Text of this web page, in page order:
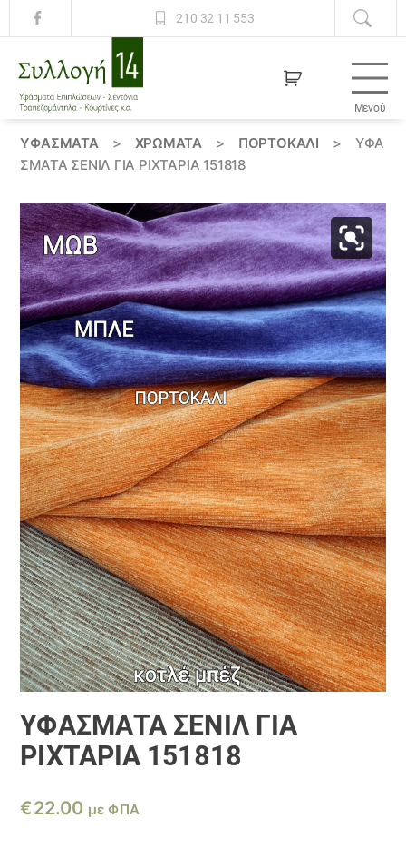
210 32 11 553
14
Μενού
ΥΦΆΣΜΑΤΑ > ΧΡΏΜΑΤΑ > ΠΟΡΤΟΚΑΛΙ >
ΥΦΆ
ΣΜΑΤΑ ΣΕΝΊΛ ΓΙΑ ΡΙΧΤΆΡΙΑ 151818
ΥΦΆΣΜΑΤΑ ΣΕΝΊΛ ΓΙΑ
ΡΙΧΤΆΡΙΑ 151818
€22.00 με ΦΠΑ